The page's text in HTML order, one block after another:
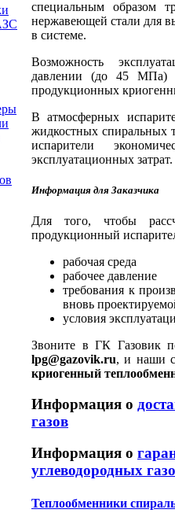
специальным образом
нержавеющей стали для
в системе.
Возможность
давлении (до 45 МПа)
продукционных
В атмосферных
жидкостных спиральных
испарители
эксплуатационных затрат.
Информация для Заказчика
Для того, чтобы
продукционный
рабочая среда
рабочее давление
требования к
вновь
условия
Звоните в ГК Газовик
lpg@gazovik.ru, и наши
криогенный
Информация о
газов
Информация о
углеводородных
Теплообменники